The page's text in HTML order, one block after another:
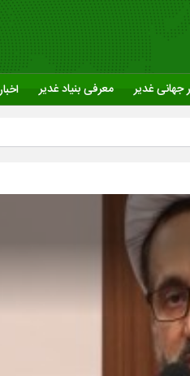
جهانی غدیر معرفی بنیاد غدیر